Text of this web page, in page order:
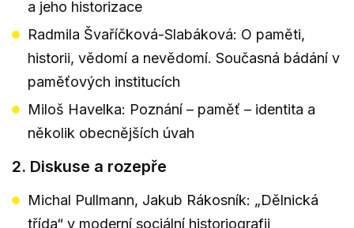
a jeho historizace
Radmila Švaříčková-Slabáková: O paměti,
historii, vědomí a nevědomí. Současná bádání v
paměťových institucích
Miloš Havelka: Poznání – paměť – identita a
několik obecnějších úvah
2. Diskuse a rozepře
Michal Pullmann, Jakub Rákosník: „Dělnická
třída“ v moderní sociální historiografii